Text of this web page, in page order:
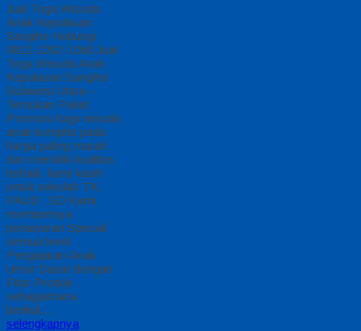
Jual Toga Wisuda
Anak Kepulauan
Sangihe Hubungi
0812-2282-1060 Jual
Toga Wisuda Anak
Kepulauan Sangihe
Sulawesi Utara –
Temukan Paket
Promosi toga wisuda
anak komplet pada
harga paling murah
dan memiliki kualitas
terbaik, kami kasih
untuk sekolah TK,
PAUD , SD Kami
memberinya
penawaran Special
semua level
Pengajaran Anak
Umur Dasar dengan
Fitur Produk
sebagaimana
berikut…
selengkapnya